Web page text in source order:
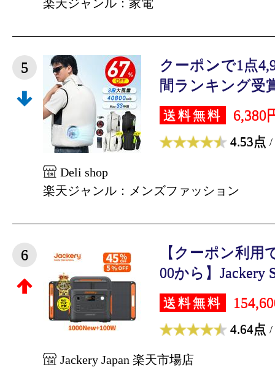
楽天ジャンル：家電
5
クーポンで1点
間ランキング受
送料無料 6,380
4.53点 /
Deli shop
楽天ジャンル：メンズファッション
6
【クーポン利用
00から】Jackery
送料無料
4.64点 /
Jackery Japan 楽天市場店